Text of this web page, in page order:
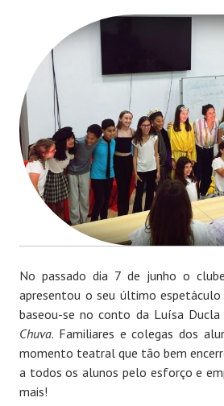
No passado dia 7 de junho o
apresentou o seu último
baseou-se no conto da Luísa Ducla
Chuva. Familiares e colegas dos
momento teatral que tão bem
a todos os alunos pelo esforço e
mais!